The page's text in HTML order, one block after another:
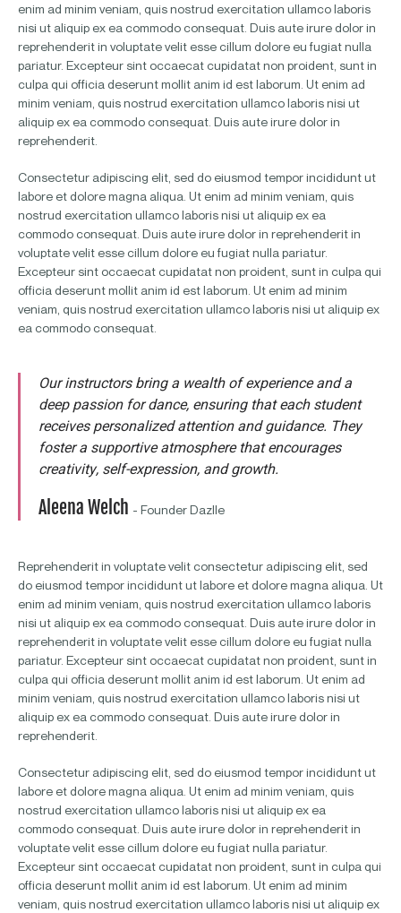
enim ad minim veniam, quis nostrud exercitation ullamco laboris
nisi ut aliquip ex ea commodo consequat. Duis aute irure dolor in
reprehenderit in voluptate velit esse cillum dolore eu fugiat nulla
pariatur. Excepteur sint occaecat cupidatat non proident, sunt in
culpa qui officia deserunt mollit anim id est laborum. Ut enim ad
minim veniam, quis nostrud exercitation ullamco laboris nisi ut
aliquip ex ea commodo consequat. Duis aute irure dolor in
reprehenderit.
Consectetur adipiscing elit, sed do eiusmod tempor incididunt ut
labore et dolore magna aliqua. Ut enim ad minim veniam, quis
nostrud exercitation ullamco laboris nisi ut aliquip ex ea
commodo consequat. Duis aute irure dolor in reprehenderit in
voluptate velit esse cillum dolore eu fugiat nulla pariatur.
Excepteur sint occaecat cupidatat non proident, sunt in culpa qui
officia deserunt mollit anim id est laborum. Ut enim ad minim
veniam, quis nostrud exercitation ullamco laboris nisi ut aliquip ex
ea commodo consequat.
Our instructors bring a wealth of experience and a
deep passion for dance, ensuring that each student
receives personalized attention and guidance. They
foster a supportive atmosphere that encourages
creativity, self-expression, and growth.
Aleena Welch - Founder Dazlle
Reprehenderit in voluptate velit consectetur adipiscing elit, sed
do eiusmod tempor incididunt ut labore et dolore magna aliqua. Ut
enim ad minim veniam, quis nostrud exercitation ullamco laboris
nisi ut aliquip ex ea commodo consequat. Duis aute irure dolor in
reprehenderit in voluptate velit esse cillum dolore eu fugiat nulla
pariatur. Excepteur sint occaecat cupidatat non proident, sunt in
culpa qui officia deserunt mollit anim id est laborum. Ut enim ad
minim veniam, quis nostrud exercitation ullamco laboris nisi ut
aliquip ex ea commodo consequat. Duis aute irure dolor in
reprehenderit.
Consectetur adipiscing elit, sed do eiusmod tempor incididunt ut
labore et dolore magna aliqua. Ut enim ad minim veniam, quis
nostrud exercitation ullamco laboris nisi ut aliquip ex ea
commodo consequat. Duis aute irure dolor in reprehenderit in
voluptate velit esse cillum dolore eu fugiat nulla pariatur.
Excepteur sint occaecat cupidatat non proident, sunt in culpa qui
officia deserunt mollit anim id est laborum. Ut enim ad minim
veniam, quis nostrud exercitation ullamco laboris nisi ut aliquip ex